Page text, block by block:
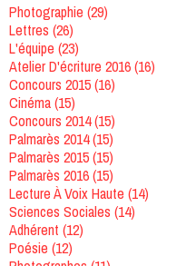
Photographie (29)
Lettres (26)
L'équipe (23)
Atelier D'écriture 2016(16)
Concours 2015(16)
Cinéma(15)
Concours 2014(15)
Palmarès 2014(15)
Palmarès 2015(15)
Palmarès 2016(15)
Lecture À Voix Haute (14)
Sciences Sociales (14)
Adhérent (12)
Poésie (12)